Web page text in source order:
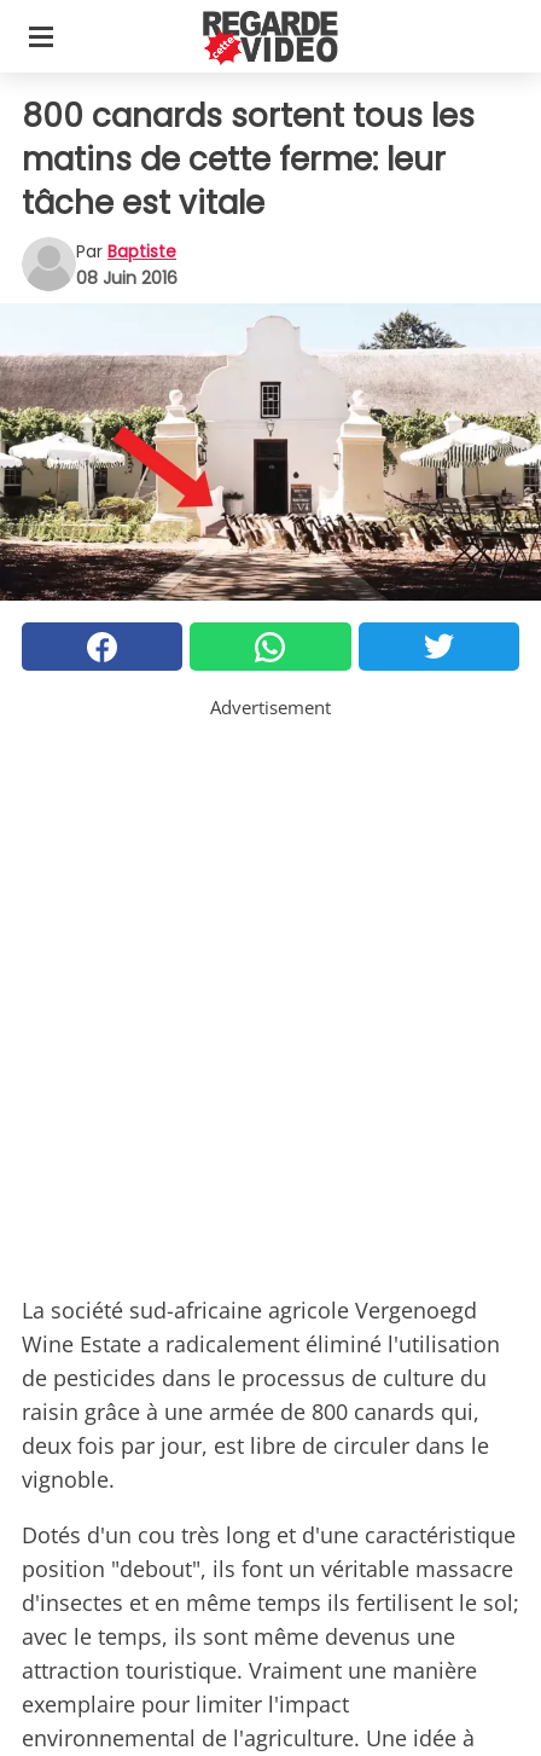
800 canards sortent tous les
matins de cette ferme: leur
tâche est vitale
Par Baptiste
08 Juin 2016
Advertisement
La société sud-africaine agricole Vergenoegd
Wine Estate a radicalement éliminé l'utilisation
de pesticides dans le processus de culture du
raisin grâce à une armée de 800 canards qui,
deux fois par jour, est libre de circuler dans le
vignoble.
Dotés d'un cou très long et d'une caractéristique
position "debout", ils font un véritable massacre
d'insectes et en même temps ils fertilisent le sol;
avec le temps, ils sont même devenus une
attraction touristique. Vraiment une manière
exemplaire pour limiter l'impact
environnemental de l'agriculture. Une idée à